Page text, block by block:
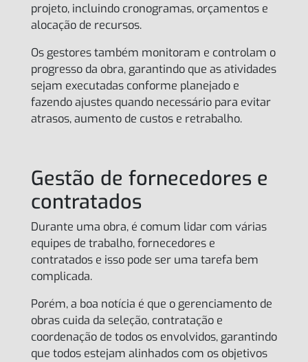
projeto, incluindo cronogramas, orçamentos e
alocação de recursos.
Os gestores também monitoram e controlam o
progresso da obra, garantindo que as atividades
sejam executadas conforme planejado e
fazendo ajustes quando necessário para evitar
atrasos, aumento de custos e retrabalho.
Gestão de fornecedores e
contratados
Durante uma obra, é comum lidar com várias
equipes de trabalho, fornecedores e
contratados e isso pode ser uma tarefa bem
complicada.
Porém, a boa notícia é que o gerenciamento de
obras cuida da seleção, contratação e
coordenação de todos os envolvidos, garantindo
que todos estejam alinhados com os objetivos